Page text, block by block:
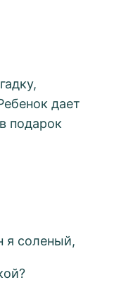
дает
подарок
я соленый,